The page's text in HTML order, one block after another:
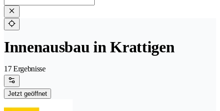
Innenausbau in Krattigen
17 Ergebnisse
Jetzt geöffnet